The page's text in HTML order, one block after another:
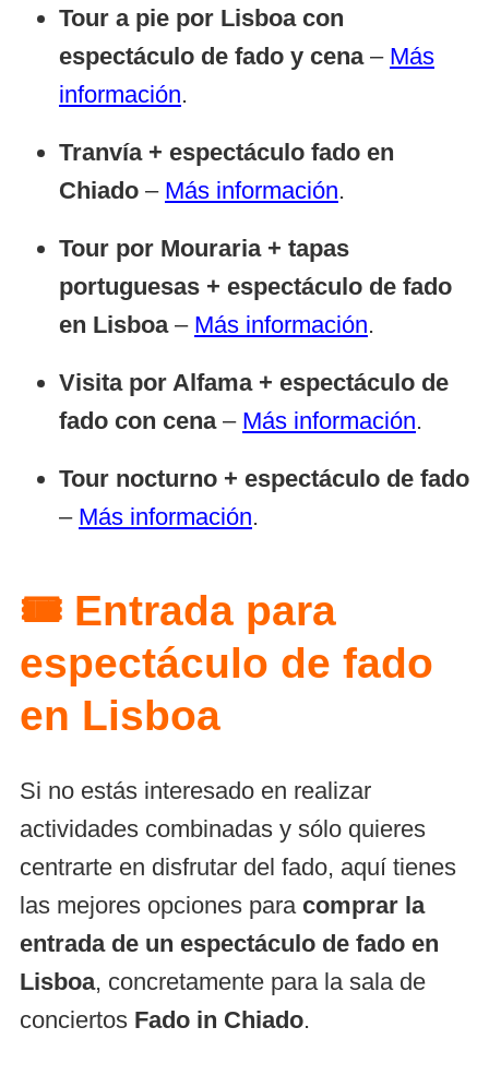
Tour a pie por Lisboa con
espectáculo de fado y cena– Más
información.
Tranvía + espectáculo fado en
Chiado – Más información.
Tour por Mouraria + tapas
portuguesas + espectáculo de fado
en Lisboa– Más información.
Visita por Alfama + espectáculo de
fado con cena– Más información.
Tour nocturno + espectáculo de fado
– Más información.
🎟️ Entrada para
espectáculo de fado
en Lisboa
Si no estás interesado en realizar
actividades combinadas y sólo quieres
centrarte en disfrutar del fado, aquí tienes
las mejores opciones para comprar la
entrada de un espectáculo de fado en
Lisboa, concretamente para la sala de
conciertos Fado in Chiado.